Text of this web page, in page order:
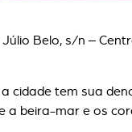
Belo, s/n –
cidade tem sua
a beira-mar e os